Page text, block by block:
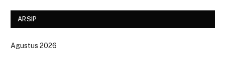
ARSIP
Agustus 2026